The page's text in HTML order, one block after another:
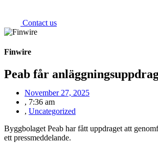
Contact us
Finwire
Peab får
November 27, 2025
, 7:36 am
, Uncategorized
Byggbolaget Peab har fått uppdraget att
ett pressmeddelande.